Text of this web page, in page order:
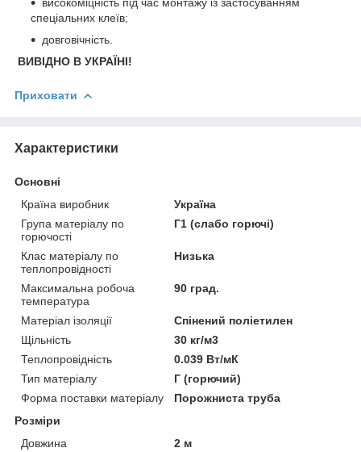
спеціальних клеїв;
довговічність.
ВИВІДНО В УКРАЇНІ!
Приховати
Характеристики
Основні
Країна виробник
Україна
Група матеріалу по
горючості
Г1 (слабо горючі)
Клас матеріалу по
теплопровідності
Низька
Максимальна робоча
температура
90 град.
Матеріал ізоляції
Спінений поліетилен
Щільність
30 кг/м3
Теплопровідність
0.039 Вт/мК
Тип матеріалу
Г (горючий)
Форма поставки матеріалу
Порожниста труба
Розміри
Довжина
2 м